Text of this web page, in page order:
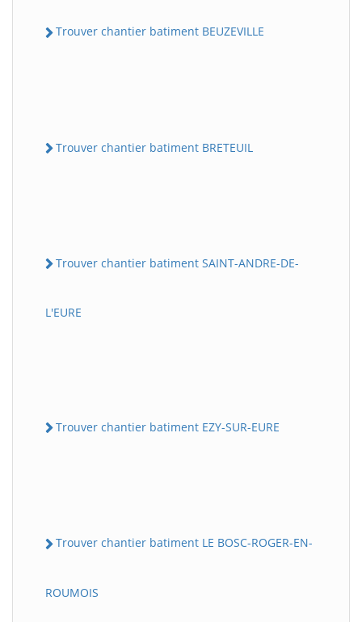
Trouver chantier batiment BEUZEVILLE
Trouver chantier batiment BRETEUIL
Trouver chantier batiment SAINT-ANDRE-DE-
L'EURE
Trouver chantier batiment EZY-SUR-EURE
Trouver chantier batiment LE BOSC-ROGER-EN-
ROUMOIS